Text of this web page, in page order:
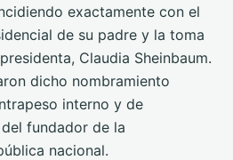
exactamente con el
de su padre y la toma
Claudia Sheinbaum.
dicho nombramiento
interno y de
fundador de la
nacional.